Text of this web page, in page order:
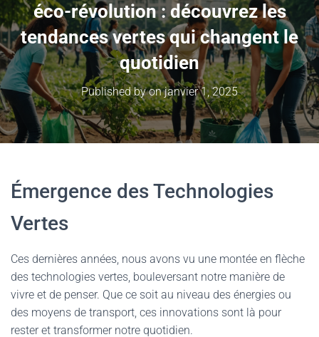
éco-révolution : découvrez les
tendances vertes qui changent le
quotidien
Published byonjanvier 1, 2025
Émergence des Technologies
Vertes
Ces dernières années, nous avons vu une montée en flèche
des technologies vertes, bouleversant notre manière de
vivre et de penser. Que ce soit au niveau des énergies ou
des moyens de transport, ces innovations sont là pour
rester et transformer notre quotidien.